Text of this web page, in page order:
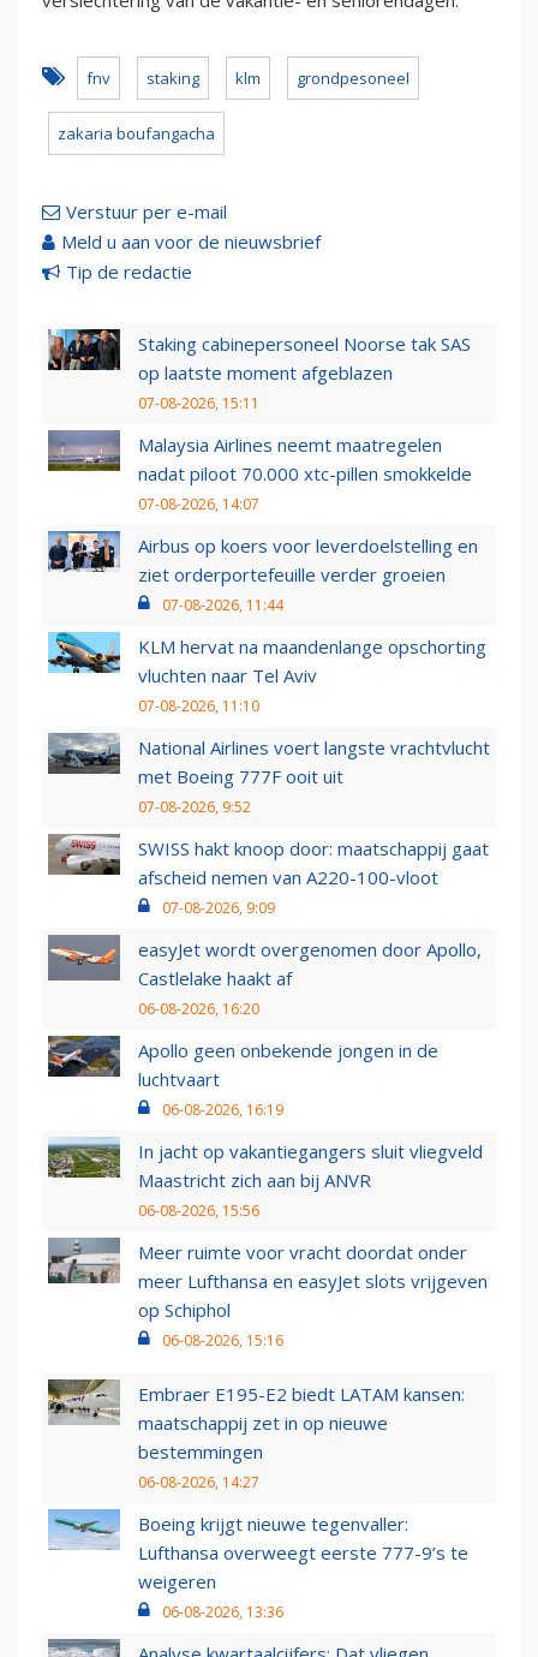
fnv staking klm grondpesoneel
zakaria boufangacha
Verstuur per e-mail
Meld u aan voor de nieuwsbrief
Tip de redactie
Staking cabinepersoneel Noorse tak SAS
op laatste moment afgeblazen
07-08-2026, 15:11
Malaysia Airlines neemt maatregelen
nadat piloot 70.000 xtc-pillen smokkelde
07-08-2026, 14:07
Airbus op koers voor leverdoelstelling en
ziet orderportefeuille verder groeien
07-08-2026, 11:44
KLM hervat na maandenlange opschorting
vluchten naar Tel Aviv
07-08-2026, 11:10
National Airlines voert langste vrachtvlucht
met Boeing 777F ooit uit
07-08-2026, 9:52
SWISS hakt knoop door: maatschappij gaat
afscheid nemen van A220-100-vloot
07-08-2026, 9:09
easyJet wordt overgenomen door Apollo,
Castlelake haakt af
06-08-2026, 16:20
Apollo geen onbekende jongen in de
luchtvaart
06-08-2026, 16:19
In jacht op vakantiegangers sluit vliegveld
Maastricht zich aan bij ANVR
06-08-2026, 15:56
Meer ruimte voor vracht doordat onder
meer Lufthansa en easyJet slots vrijgeven
op Schiphol
06-08-2026, 15:16
Embraer E195-E2 biedt LATAM kansen:
maatschappij zet in op nieuwe
bestemmingen
06-08-2026, 14:27
Boeing krijgt nieuwe tegenvaller:
Lufthansa overweegt eerste 777-9’s te
weigeren
06-08-2026, 13:36